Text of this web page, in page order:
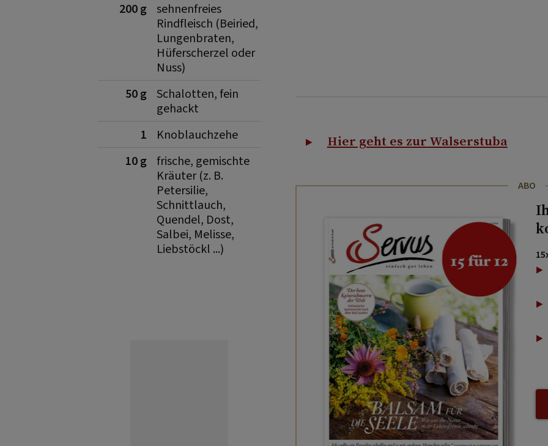
200 g sehnenfreies
Rindfleisch (Beiried,
Lungenbraten,
Hüferscherzel oder
Nuss)
50 g Schalotten, fein
gehackt
1
Knoblauchzehe
10 g frische, gemischte
Kräuter (z. B.
Petersilie,
Schnittlauch,
Quendel, Dost,
Salbei, Melisse,
Liebstöckl ...)
Hier geht es zur Walserstuba
ABO